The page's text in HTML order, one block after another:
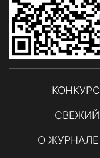
О ЖУРНАЛЕ